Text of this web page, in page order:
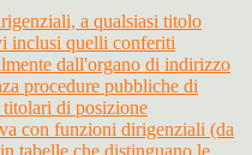
a qualsiasi titolo
inclusi quelli conferiti
dall'organo di indirizzo
procedure pubbliche di
titolari di posizione
con funzioni dirigenziali (da